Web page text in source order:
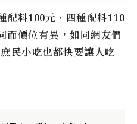
配料100元、四種配料110
而價位有異，如同網友們
民小吃也都快要讓人吃